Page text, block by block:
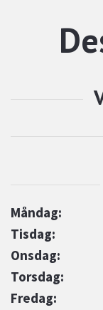
Måndag:
Tisdag:
Onsdag:
Torsdag:
Fredag: